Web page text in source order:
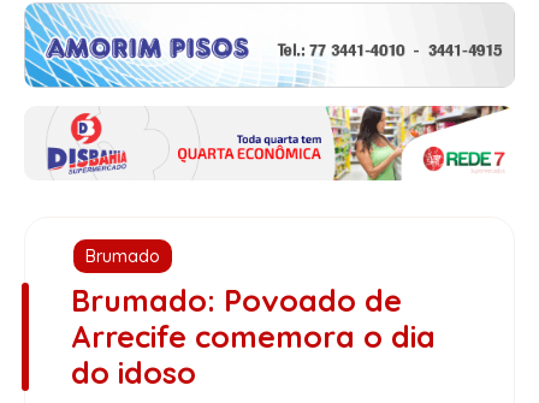
Brumado
Brumado: Povoado de
Arrecife comemora o dia
do idoso